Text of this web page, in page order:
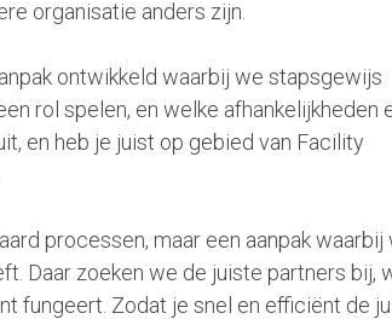
organisatie anders zijn.
ontwikkeld waarbij we stapsgewijs
rol spelen, en welke afhankelijkheden
en heb je juist op gebied van Facility
processen, maar een aanpak waarbij
Daar zoeken we de juiste partners bij,
fungeert. Zodat je snel en efficiënt de